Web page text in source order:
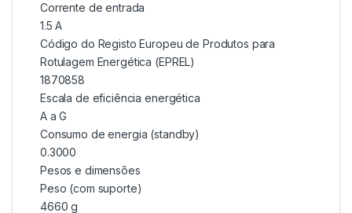
Corrente de entrada
1.5 A
Código do Registo Europeu de Produtos para
Rotulagem Energética (EPREL)
1870858
Escala de eficiência energética
A a G
Consumo de energia (standby)
0.3000
Pesos e dimensões
Peso (com suporte)
4660 g